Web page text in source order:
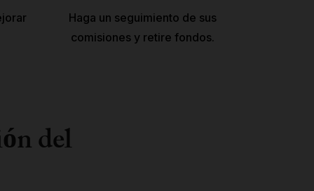
Haga un seguimiento de sus
comisiones y retire fondos.
del